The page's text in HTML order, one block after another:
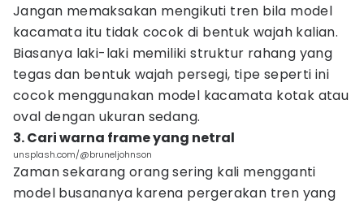
Jangan memaksakan mengikuti tren bila model
kacamata itu tidak cocok di bentuk wajah kalian.
Biasanya laki-laki memiliki struktur rahang yang
tegas dan bentuk wajah persegi, tipe seperti ini
cocok menggunakan model kacamata kotak atau
oval dengan ukuran sedang.
3. Cari warna frame yang netral
unsplash.com/@bruneljohnson
Zaman sekarang orang sering kali mengganti
model busananya karena pergerakan tren yang